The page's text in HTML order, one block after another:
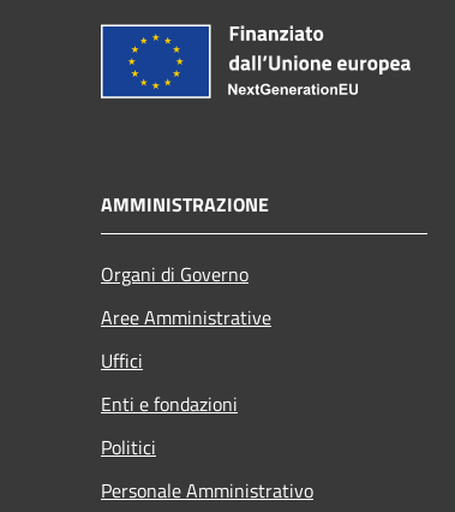
AMMINISTRAZIONE
Organi di Governo
Aree Amministrative
Uffici
Enti e fondazioni
Politici
Personale Amministrativo